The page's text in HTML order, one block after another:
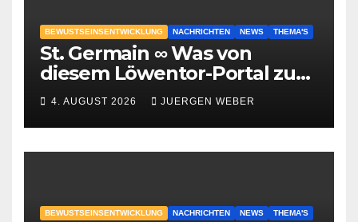
BEWUSTSEINSENTWICKLUNG NACHRICHTEN NEWS THEMA'S
St. Germain ∞ Was von
diesem Löwentor-Portal zu
erwarten ist
4. AUGUST 2026 JUERGEN WEBER
BEWUSTSEINSENTWICKLUNG NACHRICHTEN NEWS THEMA'S